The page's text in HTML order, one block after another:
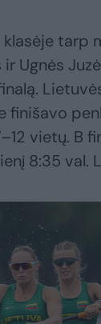
klasėje tarp
Ugnės
finišavo
vietų. B
8:35 val.